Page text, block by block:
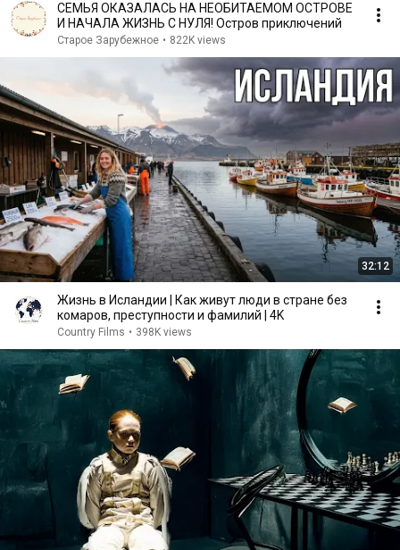
СЕМЬЯ ОКАЗАЛАСЬ НА НЕОБИТАЕМОМ ОСТРОВЕ
И НАЧАЛА ЖИЗНЬ С НУЛЯ! Остров приключений
Старое Зарубежное • 822K views
32:12
Жизнь в Исландии | Как живут люди в стране без
комаров, преступности и фамилий | 4K
Country Films • 398K views